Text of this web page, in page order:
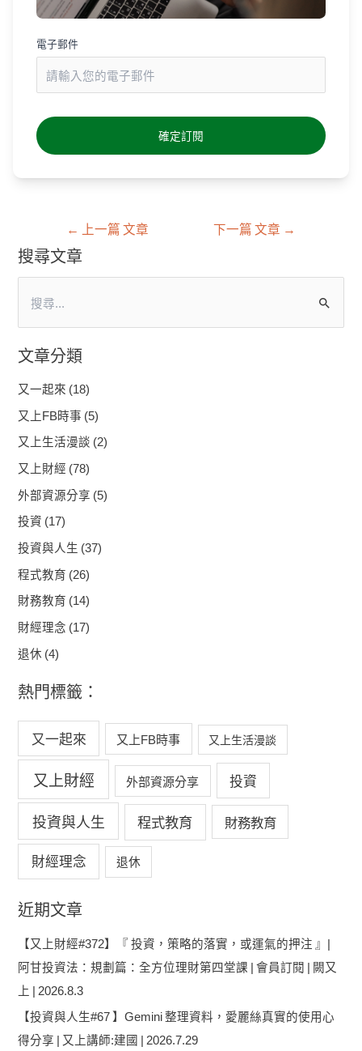
電子郵件
← 上一篇 文章 下一篇 文章 →
搜尋文章
尋
關
字
:
文章分類
又一起來 (18)
又上FB時事 (5)
又上生活漫談 (2)
又上財經 (78)
外部資源分享 (5)
投資 (17)
投資與人生 (37)
程式教育 (26)
財務教育 (14)
財經理念 (17)
退休 (4)
熱門標籤：
又一起來 又上FB時事 又上生活漫談
又上財經 外部資源分享 投資
投資與人生 程式教育 財務教育
財經理念 退休
近期文章
【又上財經#372】『 投資，策略的落實，或運氣的押注 』|
阿甘投資法：規劃篇：全方位理財第四堂課 | 會員訂閱 | 闕又
上 | 2026.8.3
【投資與人生#67 】Gemini 整理資料，愛麗絲真實的使用心
得分享 | 又上講師:建國 | 2026.7.29